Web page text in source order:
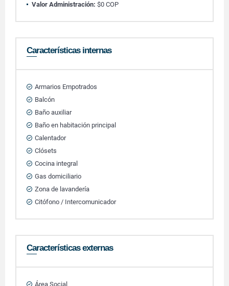
Valor Administración: $0 COP
Características internas
Armarios Empotrados
Balcón
Baño auxiliar
Baño en habitación principal
Calentador
Clósets
Cocina integral
Gas domiciliario
Zona de lavandería
Citófono / Intercomunicador
Características externas
Área Social